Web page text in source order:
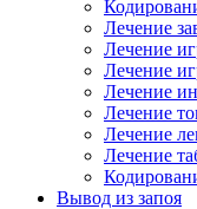
Лечение
Лечение
Лечение
Лечение
Лечение
Лечение
Лечение
Вывод из запоя